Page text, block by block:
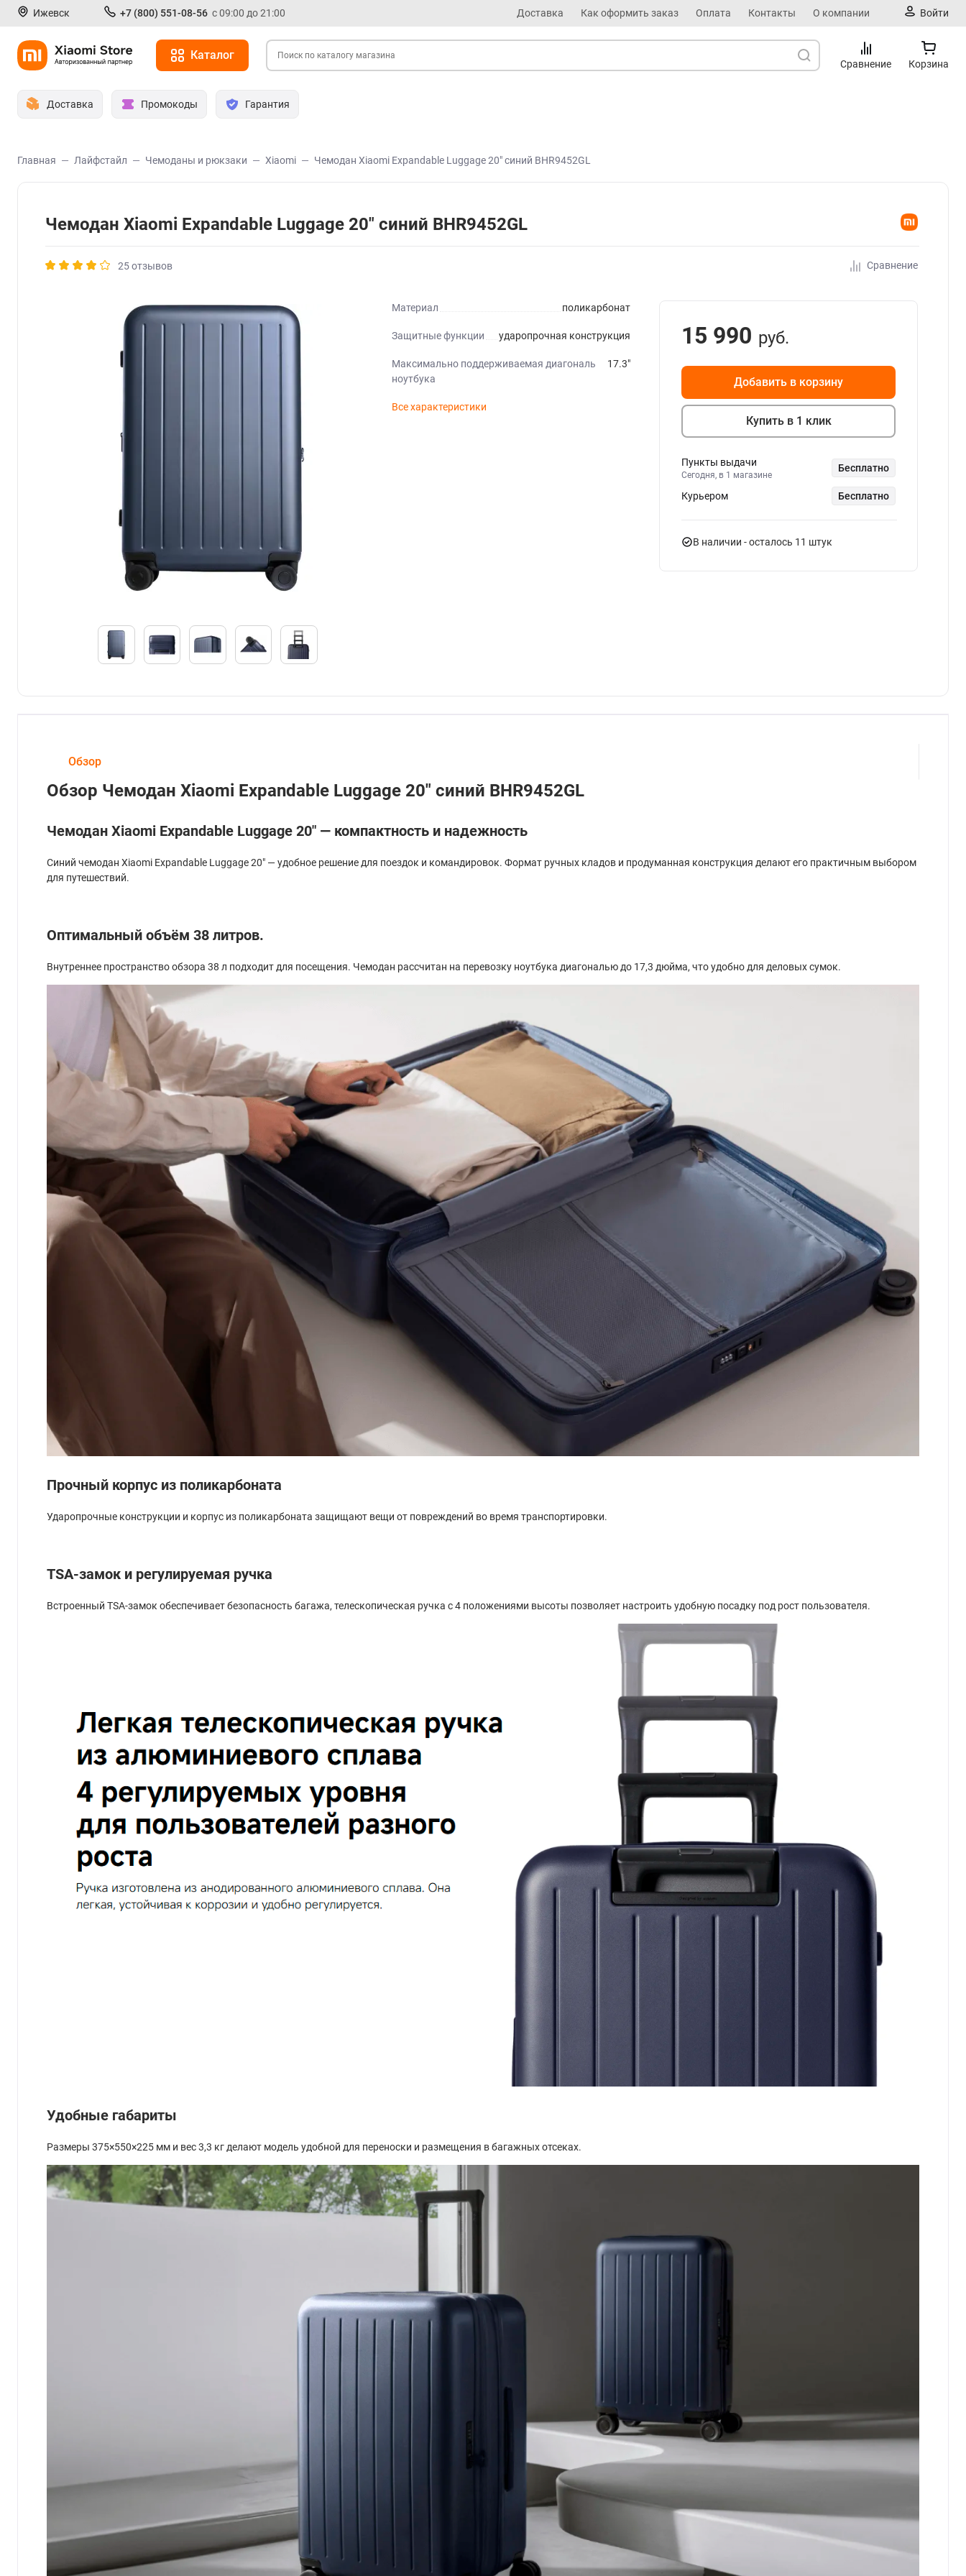
Ижевск +7 (800) 551-08-56 с 09:00 до 21:00 Доставка Как оформить заказ Оплата Контакты О компании Войти
Каталог
Сравнение Корзина
Доставка Промокоды Гарантия
Главная Лайфстайл Чемоданы и рюкзаки Xiaomi Чемодан Xiaomi Expandable Luggage 20" синий BHR9452GL
Чемодан Xiaomi Expandable Luggage 20" синий BHR9452GL
25 отзывов Сравнение
Материал поликарбонат
Защитные функции ударопрочная конструкция
Максимально поддерживаемая диагональ
ноутбука
17.3"
Все характеристики
15 990 руб.
Добавить в корзину
Купить в 1 клик
Пункты выдачи
Сегодня, в 1 магазине
Бесплатно
Курьером Бесплатно
В наличии - осталось 11 штук
Обзор
Обзор Чемодан Xiaomi Expandable Luggage 20" синий BHR9452GL
Чемодан Xiaomi Expandable Luggage 20" — компактность и надежность
Синий чемодан Xiaomi Expandable Luggage 20" — удобное решение для поездок и командировок. Формат ручных кладов и продуманная конструкция делают его практичным выбором
для путешествий.
Оптимальный объём 38 литров.
Внутреннее пространство обзора 38 л подходит для посещения. Чемодан рассчитан на перевозку ноутбука диагональю до 17,3 дюйма, что удобно для деловых сумок.
Прочный корпус из поликарбоната
Ударопрочные конструкции и корпус из поликарбоната защищают вещи от повреждений во время транспортировки.
TSA-замок и регулируемая ручка
Встроенный TSA-замок обеспечивает безопасность багажа, телескопическая ручка с 4 положениями высоты позволяет настроить удобную посадку под рост пользователя.
Удобные габариты
Размеры 375×550×225 мм и вес 3,3 кг делают модель удобной для переноски и размещения в багажных отсеках.